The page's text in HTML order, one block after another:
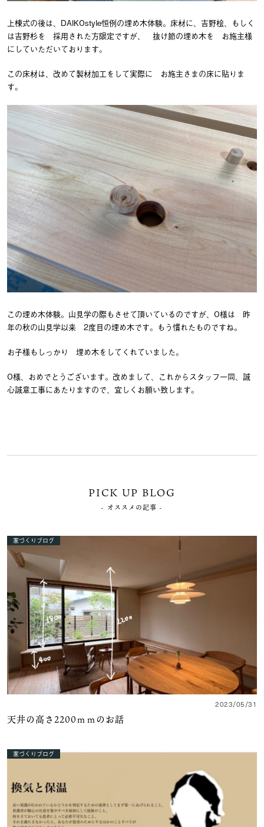
上棟式の後は、DAIKOstyle恒例の埋め木体験。床材に、吉野桧、もしく
は吉野杉を 採用された方限定ですが、 抜け節の埋め木を お施主様
にしていただいております。
この床材は、改めて製材加工をして実際に お施主さまの床に貼りま
す。
この埋め木体験。山見学の際もさせて頂いているのですが、O様は 昨
年の秋の山見学以来 2度目の埋め木です。もう慣れたものですね。
お子様もしっかり 埋め木をしてくれていました。
O様、おめでとうございます。改めまして、これからスタッフ一同、誠
心誠意工事にあたりますので、宜しくお願い致します。
PICK UP BLOG
- オススメの記事 -
家づくりブログ
2023/05/31
天井の高さ2200ｍｍのお話
家づくりブログ